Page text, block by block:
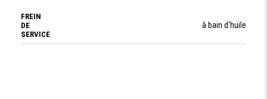
FREIN
DE
SERVICE
à bain d'huile